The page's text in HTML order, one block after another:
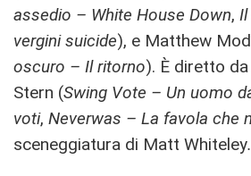
assedio – White House Down, Il
vergini suicide), e Matthew
oscuro – Il ritorno). È diretto
Stern (Swing Vote – Un uomo
voti, Neverwas – La favola che
sceneggiatura di Matt Whiteley.